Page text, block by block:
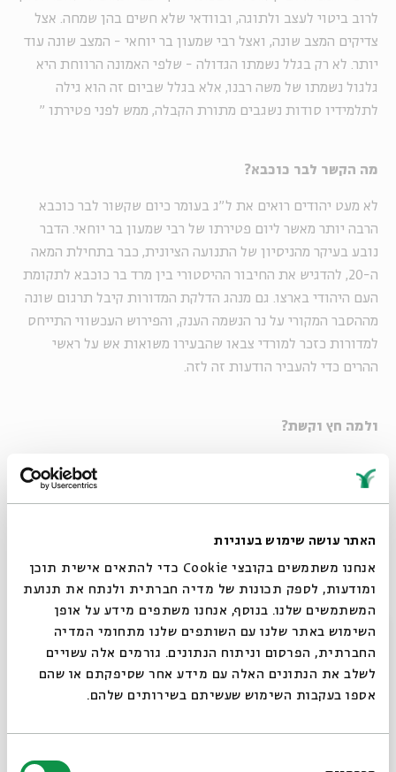
האתר עושה שימוש בעוגיות
אנחנו משתמשים בקובצי Cookie כדי להתאים אישית תוכן
ומודעות, לספק תכונות של מדיה חברתית ולנתח את תנועת
המשתמשים שלנו. בנוסף, אנחנו משתפים מידע על אופן
השימוש באתר שלנו עם השותפים שלנו מתחומי המדיה
החברתית, הפרסום וניתוח הנתונים. גורמים אלה עשויים
לשלב את הנתונים האלה עם מידע אחר שסיפקתם או שהם
אספו בעקבות השימוש שעשיתם בשירותים שלהם.
לרוב ביטוי לעצב ולתוגה, ובוודאי שלא חשים בהן שמחה. אצל
צדיקים המצב שונה, ואצל רבי שמעון בר יוחאי - המצב שונה עוד
יותר. לא רק בגלל נשמתו הגדולה - שלפי האמונה הרווחת היא
גלגול נשמתו של משה רבנו, אלא בגלל שביום זה הוא גילה
לתלמידיו סודות נשגבים מתורת הקבלה, ממש לפני פטירתו "
מה הקשר לבר כוכבא?
לא מעט יהודים רואים את ל"ג בעומר כיום שקשור לבר כוכבא
הרבה יותר מאשר ליום פטירתו של רבי שמעון בר יוחאי. הדבר
נובע בעיקר מהניסיון של התנועה הציונית, כבר בתחילת המאה
ה-20, להדגיש את החיבור ההיסטורי בין מרד בר כוכבא לתקומת
העם היהודי בארצו. גם מנהג הדלקת המדורות קיבל תרגום שונה
מההסבר המקורי על נר הנשמה הענק, והפירוש העכשווי התייחס
למדורות כזכר למורדי צבאו שהבעירו משואות אש על ראשי
ההרים כדי להעביר הודעות זה לזה.
ולמה חץ וקשת?
הנפוצות היתה חץ וקשת. זה היה כלי הנשק של לוחמי בר כוכבא,
ביהדות), ומכאן החיבור לחץ וקשת.
סגור